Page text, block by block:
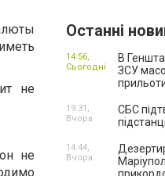
не
не
Останні
В
ЗСУ
14:56,
Сьогодні
СБС
19:31,
Вчора
14:44,
Вчора